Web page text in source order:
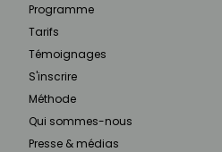
Programme
Tarifs
Témoignages
S'inscrire
Méthode
Qui sommes-nous
Presse & médias